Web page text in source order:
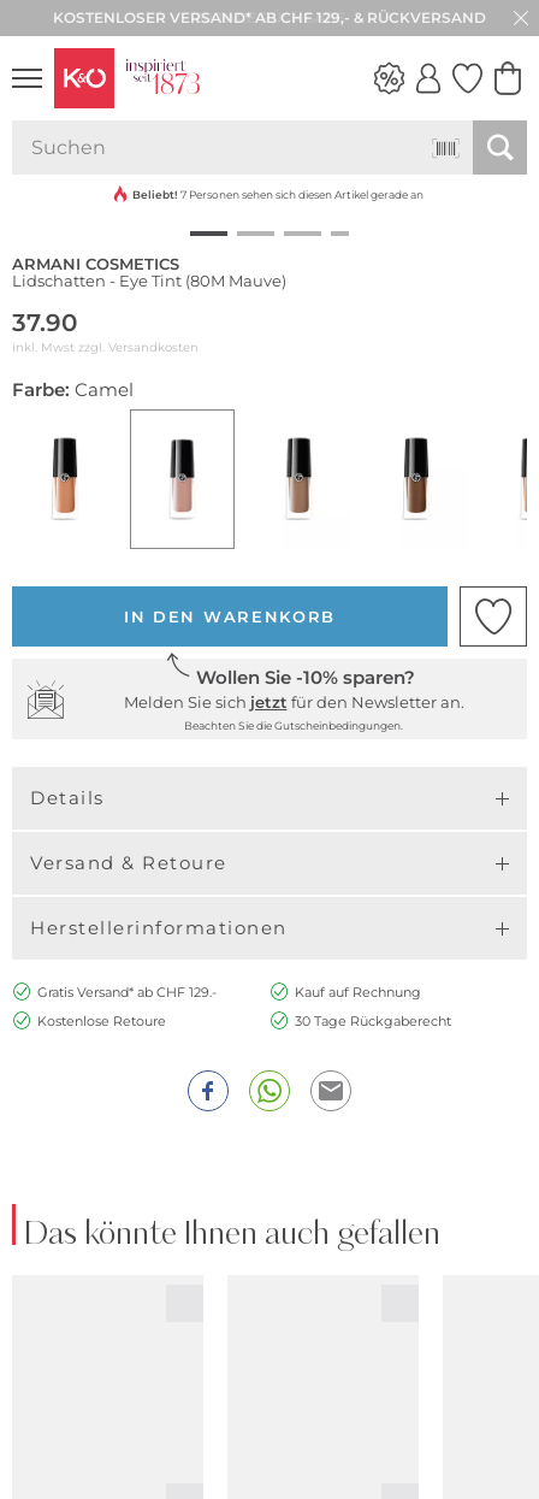
30 TAGE RÜCKGABE
VIBES
NEU
Beliebt! 7 Personen sehen sich diesen Artikel gerade an
ARMANI COSMETICS
Lidschatten - Eye Tint (80M Mauve)
37.90
inkl. Mwst zzgl. Versandkosten
Farbe: Camel
IN DEN WARENKORB
Wollen Sie -10% sparen?
Melden Sie sich jetzt für den Newsletter an.
Beachten Sie die Gutscheinbedingungen.
Details
Versand & Retoure
Herstellerinformationen
Gratis Versand* ab CHF 129.-
Kauf auf Rechnung
Kostenlose Retoure
30 Tage Rückgaberecht
Das könnte Ihnen auch gefallen